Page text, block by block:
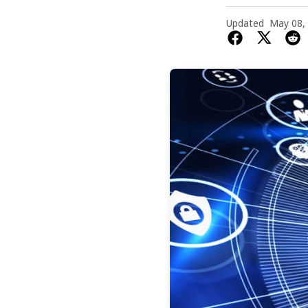
Updated May 08,